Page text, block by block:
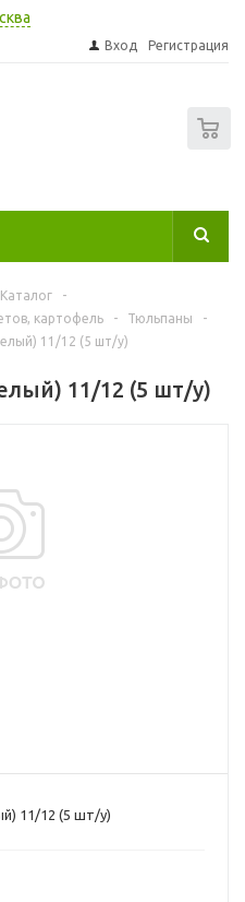
Вход Регистрация
Каталог
-
картофель
- Тюльпаны
-
11/12 (5 шт/у)
11/12 (5 шт/у)
11/12 (5 шт/у)